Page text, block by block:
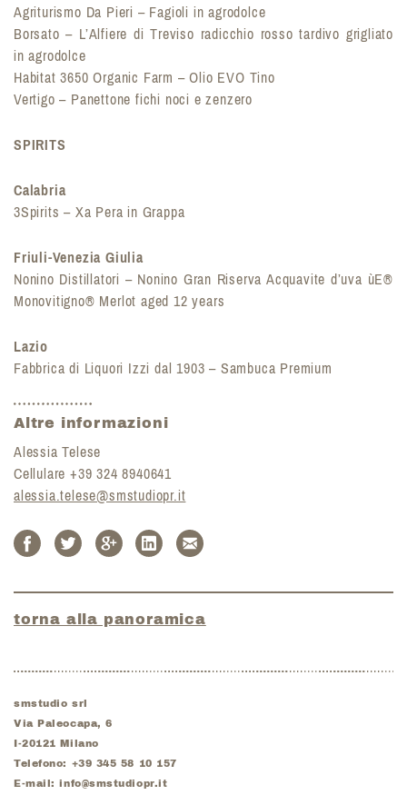
Agriturismo Da Pieri – Fagioli in agrodolce
Borsato – L’Alfiere di Treviso radicchio rosso tardivo grigliato
in agrodolce
Habitat 3650 Organic Farm – Olio EVO Tino
Vertigo – Panettone fichi noci e zenzero
SPIRITS
Calabria
3Spirits – Xa Pera in Grappa
Friuli-Venezia Giulia
Nonino Distillatori – Nonino Gran Riserva Acquavite d’uva ùE®
Monovitigno® Merlot aged 12 years
Lazio
Fabbrica di Liquori Izzi dal 1903 – Sambuca Premium
Altre informazioni
Alessia Telese
Cellulare +39 324 8940641
alessia.telese@smstudiopr.it
torna alla panoramica
smstudio srl
Via Paleocapa, 6
I-20121 Milano
Telefono: +39 345 58 10 157
E-mail:info@smstudiopr.it